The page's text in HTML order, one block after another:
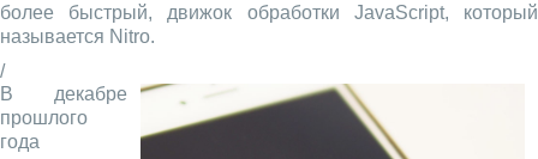
более быстрый, движок обработки JavaScript, который
называется Nitro.
/
В декабре
прошлого
года